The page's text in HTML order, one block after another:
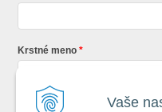
Vaše
Krstné meno